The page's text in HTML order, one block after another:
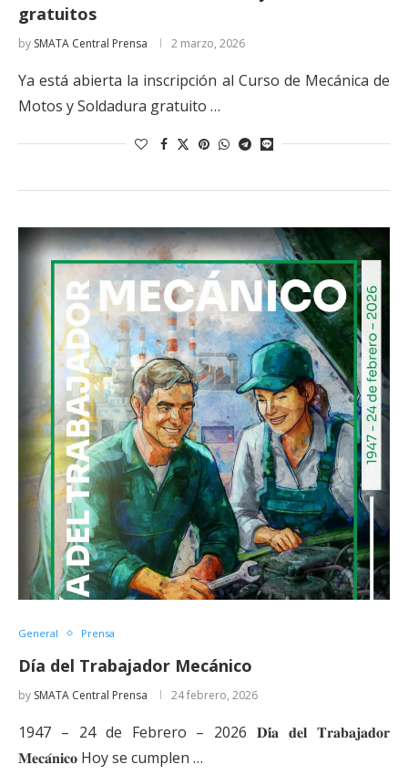
gratuitos
by SMATA Central Prensa 2 marzo, 2026
Ya está abierta la inscripción al Curso de Mecánica de
Motos y Soldadura gratuito …
General Prensa
Día del Trabajador Mecánico
by SMATA Central Prensa 24 febrero, 2026
1947 – 24 de Febrero – 2026 𝐃𝐢́𝐚 𝐝𝐞𝐥 𝐓𝐫𝐚𝐛𝐚𝐣𝐚𝐝𝐨𝐫
𝐌𝐞𝐜𝐚́𝐧𝐢𝐜𝐨 Hoy se cumplen …